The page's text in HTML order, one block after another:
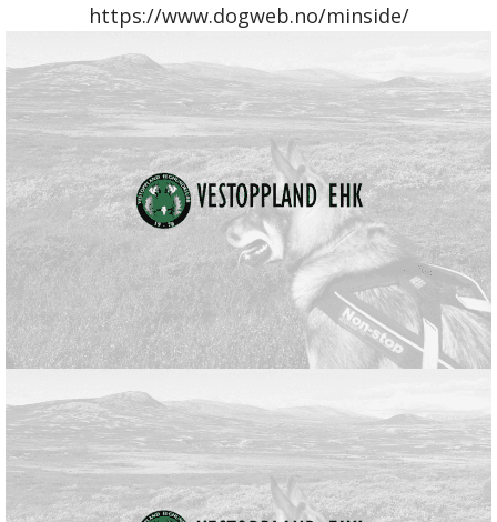
https://www.dogweb.no/minside/